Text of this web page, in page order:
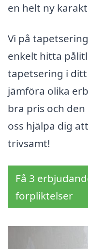
en helt ny
Vi på
enkelt hitta
tapetsering i
jämföra olika
bra pris och
oss hjälpa dig
trivsamt!
Få 3
förpliktelser